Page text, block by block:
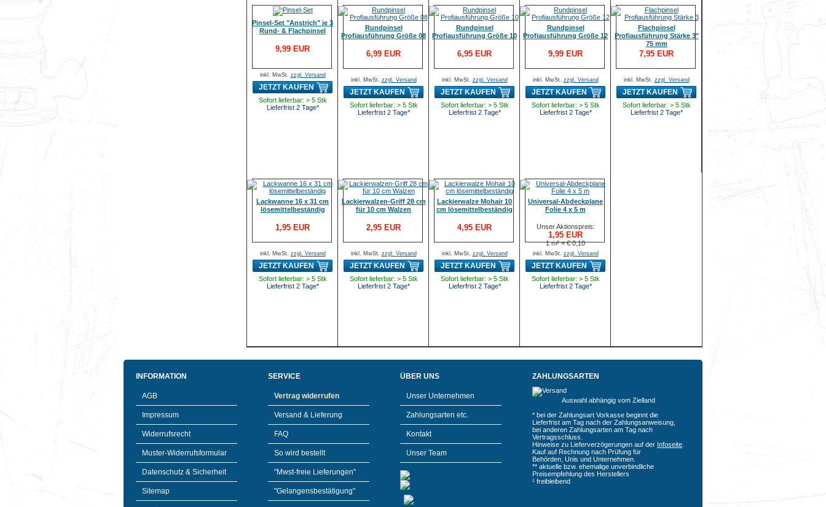
Pinsel-Set "Anstrich" je 3
Rund- & Flachpinsel
9,99 EUR
inkl. MwSt. zzgl. Versand
JETZT KAUFEN
Sofort lieferbar: > 5 Stk
Lieferfrist 2 Tage*
Rundpinsel
Profiausführung Größe 08
6,99 EUR
inkl. MwSt. zzgl. Versand
JETZT KAUFEN
Sofort lieferbar: > 5 Stk
Lieferfrist 2 Tage*
Rundpinsel
Profiausführung Größe 10
6,95 EUR
inkl. MwSt. zzgl. Versand
JETZT KAUFEN
Sofort lieferbar: > 5 Stk
Lieferfrist 2 Tage*
Rundpinsel
Profiausführung Größe 12
9,99 EUR
inkl. MwSt. zzgl. Versand
JETZT KAUFEN
Sofort lieferbar: > 5 Stk
Lieferfrist 2 Tage*
Flachpinsel
Profiausführung Stärke 3"
75 mm
7,95 EUR
inkl. MwSt. zzgl. Versand
JETZT KAUFEN
Sofort lieferbar: > 5 Stk
Lieferfrist 2 Tage*
Lackwanne 16 x 31 cm
lösemittelbeständig
1,95 EUR
inkl. MwSt. zzgl. Versand
JETZT KAUFEN
Sofort lieferbar: > 5 Stk
Lieferfrist 2 Tage*
Lackierwalzen-Griff 28 cm
für 10 cm Walzen
2,95 EUR
inkl. MwSt. zzgl. Versand
JETZT KAUFEN
Sofort lieferbar: > 5 Stk
Lieferfrist 2 Tage*
Lackierwalze Mohair 10
cm lösemittelbeständig
4,95 EUR
inkl. MwSt. zzgl. Versand
JETZT KAUFEN
Sofort lieferbar: > 5 Stk
Lieferfrist 2 Tage*
Universal-Abdeckplane
Folie 4 x 5 m
Unser Aktionspreis:
1,95 EUR
1 m² = € 0,10
inkl. MwSt. zzgl. Versand
JETZT KAUFEN
Sofort lieferbar: > 5 Stk
Lieferfrist 2 Tage*
INFORMATION
AGB
Impressum
Widerrufsrecht
Muster-Widerrufsformular
Datenschutz & Sicherheit
Sitemap
SERVICE
Vertrag widerrufen
Versand & Lieferung
FAQ
So wird bestellt
"Mwst-freie Lieferungen"
"Gelangensbestätigung"
ÜBER UNS
Unser Unternehmen
Zahlungsarten etc.
Kontakt
Unser Team
ZAHLUNGSARTEN
Auswahl abhängig vom Zielland
* bei der Zahlungsart Vorkasse beginnt die
Lieferfrist am Tag nach der Zahlungsanweisung,
bei anderen Zahlungsarten am Tag nach
Vertragsschluss.
Hinweise zu Lieferverzögerungen auf der Infoseite
Kauf auf Rechnung nach Prüfung für
Behörden, Unis und Unternehmen.
** aktuelle bzw. ehemalige unverbindliche
Preisempfehlung des Herstellers
¹ freibleibend